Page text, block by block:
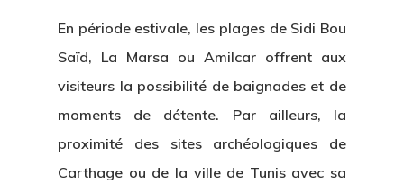
En période estivale, les plages de Sidi Bou
Saïd, La Marsa ou Amilcar offrent aux
visiteurs la possibilité de baignades et de
moments de détente. Par ailleurs, la
proximité des sites archéologiques de
Carthage ou de la ville de Tunis avec sa